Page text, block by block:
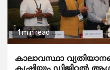
1 min read
കാലാവസ്ഥാ